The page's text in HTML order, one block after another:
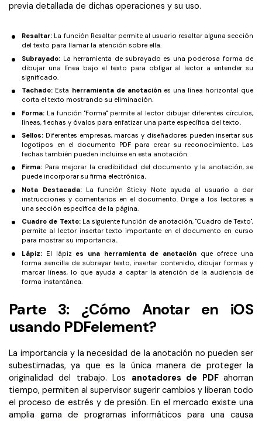
previa detallada de dichas operaciones y su uso.
Resaltar: La función Resaltar permite al usuario resaltar alguna sección
del texto para llamar la atención sobre ella.
Subrayado: La herramienta de subrayado es una poderosa forma de
dibujar una línea bajo el texto para obligar al lector a entender su
significado.
Tachado: Esta herramienta de anotación es una línea horizontal que
corta el texto mostrando su eliminación.
Forma: La función "Forma" permite al lector dibujar diferentes círculos,
líneas, flechas y óvalos para enfatizar una parte específica del texto.
Sellos: Diferentes empresas, marcas y diseñadores pueden insertar sus
logotipos en el documento PDF para crear su reconocimiento. Las
fechas también pueden incluirse en esta anotación.
Firma: Para mejorar la credibilidad del documento y la anotación, se
puede incorporar su firma electrónica.
Nota Destacada: La función Sticky Note ayuda al usuario a dar
instrucciones y comentarios en el documento. Dirige a los lectores a
una sección específica de la página.
Cuadro de Texto: La siguiente función de anotación, "Cuadro de Texto",
permite al lector insertar texto importante en el documento en curso
para mostrar su importancia.
Lápiz: El lápiz es una herramienta de anotación que ofrece una
forma sencilla de subrayar texto, insertar contenido, dibujar formas y
marcar líneas, lo que ayuda a captar la atención de la audiencia de
forma instantánea.
Parte 3: ¿Cómo Anotar en iOS
usando PDFelement?
La importancia y la necesidad de la anotación no pueden ser
subestimadas, ya que es la única manera de proteger la
originalidad del trabajo. Los anotadores de PDFahorran
tiempo, permiten al supervisor sugerir cambios y liberan todo
el proceso de estrés y de presión. En el mercado existe una
amplia gama de programas informáticos para una causa